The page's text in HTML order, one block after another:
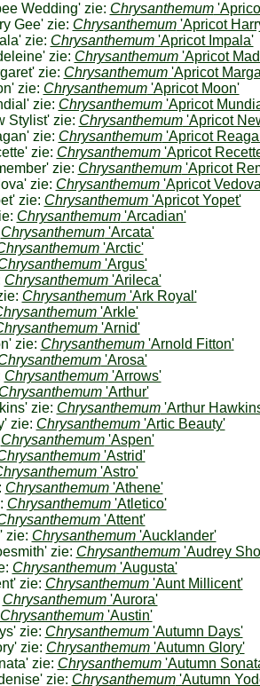
Wedding' zie: Chrysanthemum
Gee' zie: Chrysanthemum'Apricot
zie: Chrysanthemum'Apricot Impala'
zie: Chrysanthemum'Apricot
zie: Chrysanthemum'Apricot
zie: Chrysanthemum'Apricot Moon'
zie: Chrysanthemum'Apricot
Stylist' zie: Chrysanthemum'Apricot
zie: Chrysanthemum'Apricot
zie: Chrysanthemum'Apricot
zie: Chrysanthemum'Apricot
zie: Chrysanthemum'Apricot
zie: Chrysanthemum'Apricot Yopet'
Chrysanthemum'Arcadian'
Chrysanthemum'Arcata'
'Arctic'
'Argus'
Chrysanthemum'Arileca'
Chrysanthemum'Ark Royal'
'Arkle'
'Arnid'
zie: Chrysanthemum'Arnold Fitton'
'Arosa'
Chrysanthemum'Arrows'
Chrysanthemum'Arthur'
zie: Chrysanthemum'Arthur
zie: Chrysanthemum'Artic Beauty'
Chrysanthemum'Aspen'
'Astrid'
'Astro'
Chrysanthemum'Athene'
Chrysanthemum'Atletico'
'Attent'
zie: Chrysanthemum'Aucklander'
zie: Chrysanthemum'Audrey
Chrysanthemum'Augusta'
zie: Chrysanthemum'Aunt Millicent'
Chrysanthemum'Aurora'
Chrysanthemum'Austin'
zie: Chrysanthemum'Autumn Days'
zie: Chrysanthemum'Autumn Glory'
zie: Chrysanthemum'Autumn
zie: Chrysanthemum'Autumn